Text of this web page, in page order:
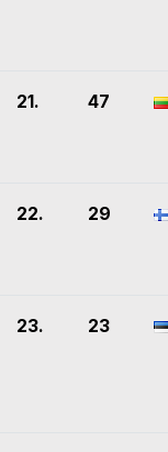
21. 47
22. 29
23. 23